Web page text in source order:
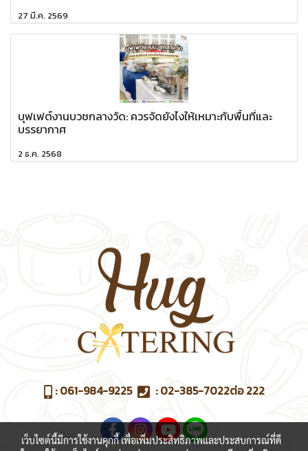
27 มี.ค. 2569
บุฟเฟต์งานบวชกลางวัด: ควรจัดยังไงให้เหมาะกับพื้นที่และ
บรรยากาศ
2 ธ.ค. 2568
:061-984-9225 :02-385-7022ต่อ 222
เว็บไซต์นี้มีการใช้งานคุกกี้ เพื่อเพิ่มประสิทธิภาพและประสบการณ์ที่ดี